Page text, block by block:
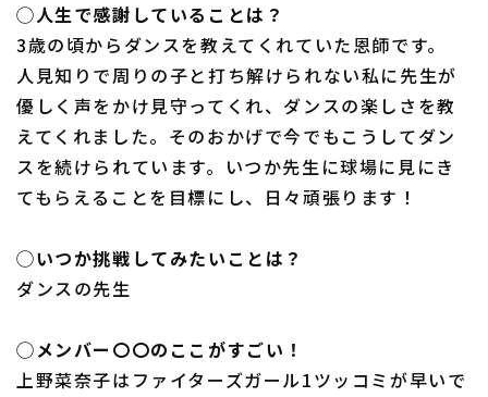
◯人生で感謝していることは？
3歳の頃からダンスを教えてくれていた恩師です。
人見知りで周りの子と打ち解けられない私に先生が
優しく声をかけ見守ってくれ、ダンスの楽しさを教
えてくれました。そのおかげで今でもこうしてダン
スを続けられています。いつか先生に球場に見にき
てもらえることを目標にし、日々頑張ります！
◯いつか挑戦してみたいことは？
ダンスの先生
◯メンバー〇〇のここがすごい！
上野菜奈子はファイターズガール1ツッコミが早いで